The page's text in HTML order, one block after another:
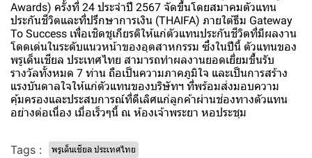
Awards) ครั้งที่ 24 ประจำปี 2567 จัดขึ้นโดยสมาคมตัวแทน
ประกันชีวิตและที่ปรึกษาการเงิน (THAIFA) ภายใต้ธีม Gateway
To Success เพื่อเชิดชูเกียรติให้แก่ตัวแทนประกันชีวิตที่มีผลงาน
โดดเด่นในระดับแนวหน้าของอุตสาหกรรม ซึ่งในปีนี้ ตัวแทนของ
พรูเด็นเชียล ประเทศไทย สามารถทำผลงานยอดเยี่ยมขึ้นรับ
รางวัลทั้งหมด 7 ท่าน ถือเป็นความภาคภูมิใจ และเป็นการสร้าง
แรงบันดาลใจให้แก่ตัวแทนของบริษัทฯ ที่พร้อมส่งมอบความ
คุ้มครองและประสบการณ์ที่ดีเลิศแก่ลูกค้าผ่านช่องทางตัวแทน
อย่างต่อเนื่อง เมื่อเร็วๆนี้ ณ ห้องเจ้าพระยา หอประชุม
Tags : พรูเด็นเชียล ประเทศไทย